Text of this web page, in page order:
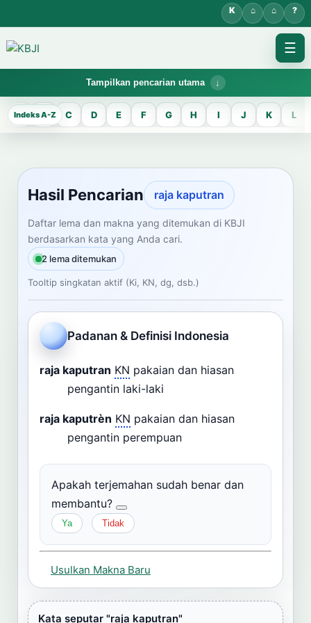
☰
Tampilkan pencarian utama
KBJI WORKSPACE
Hasil Pencarian
Temukan lema Jawa dan maknanya dalam bahasa Indonesia saat
mengelola data Kamus Bahasa Jawa-Indonesia.
CARI LEMA JAWA
Masukkan kata Jawa
Dashboard Pencarian
A B C D E F G H I J K L
Hasil Pencarian raja kaputran
Daftar lema dan makna yang ditemukan di KBJI
berdasarkan kata yang Anda cari.
2 lema ditemukan
Tooltip singkatan aktif (Ki, KN, dg, dsb.)
Padanan & Definisi Indonesia
raja kaputran KN pakaian dan hiasan
pengantin laki-laki
raja kaputrèn KN pakaian dan hiasan
pengantin perempuan
Apakah terjemahan sudah benar dan
membantu?
Ya Tidak
Usulkan Makna Baru
Kata seputar "raja kaputran"